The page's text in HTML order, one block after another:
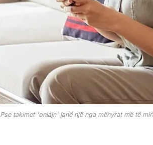
Pse takimet 'onlajn' janë një nga mënyrat më të